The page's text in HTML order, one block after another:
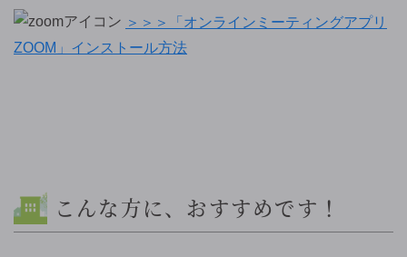
＞＞＞「オンラインミーティングアプリ
ZOOM」インストール方法
こんな方に、おすすめです！